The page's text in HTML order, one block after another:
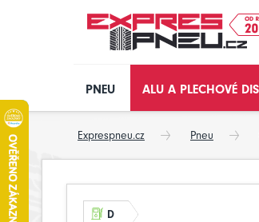
PNEU ALU A PLECHOVÉ
Exprespneu.cz Pneu
D